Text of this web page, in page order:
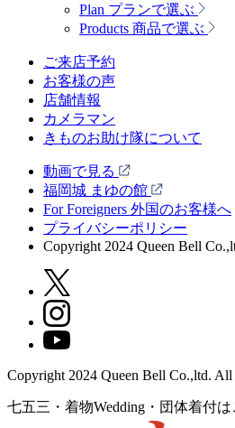
Plan プランで選ぶ
Products 商品で選ぶ
ご来店予約
お客様の声
店舗情報
カメラマン
きものお助け隊について
動画で見る
福岡城 まゆの館
For Foreigners 外国のお客様へ
プライバシーポリシー
Copyright 2024 Queen Bell
Copyright 2024 Queen Bell Co.,ltd. All
七五三・着物Wedding・団体着付は